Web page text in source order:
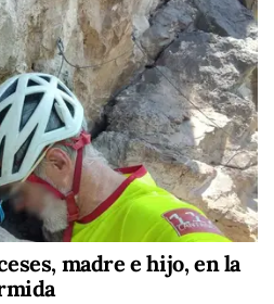
madre e hijo, en la